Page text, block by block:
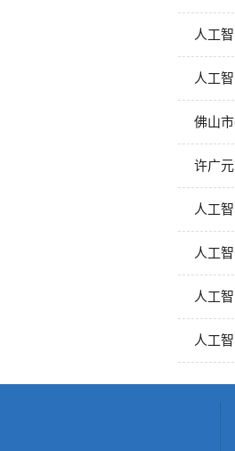
人工
人工
佛山
许广
人工
人工
人工
人工